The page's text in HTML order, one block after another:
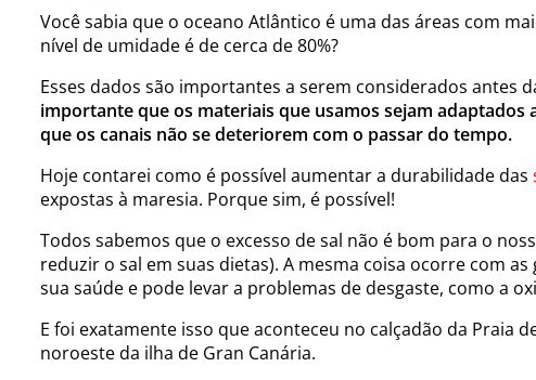
Você sabia que o oceano Atlântico é uma das áreas com
nível de umidade é de cerca de 80%?
Esses dados são importantes a serem considerados antes
importante que os materiais que usamos sejam
que os canais não se deteriorem com o passar do tempo.
Hoje contarei como é possível aumentar a durabilidade das
expostas à maresia. Porque sim, é possível!
Todos sabemos que o excesso de sal não é bom para o
reduzir o sal em suas dietas). A mesma coisa ocorre com
sua saúde e pode levar a problemas de desgaste, como a
E foi exatamente isso que aconteceu no calçadão da Praia
noroeste da ilha de Gran Canária.